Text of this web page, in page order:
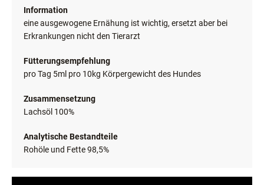
Information
eine ausgewogene Ernähung ist wichtig, ersetzt aber bei
Erkrankungen nicht den Tierarzt
Fütterungsempfehlung
pro Tag 5ml pro 10kg Körpergewicht des Hundes
Zusammensetzung
Lachsöl 100%
Analytische Bestandteile
Rohöle und Fette 98,5%